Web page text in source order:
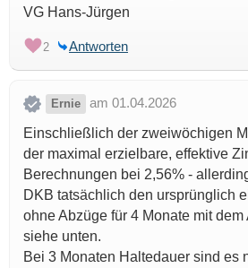
VG Hans-Jürgen
2 Antworten
Ernie
am 01.04.2026
Einschließlich der zweiwöchigen
der maximal erzielbare, effektive
Berechnungen bei 2,56% -
DKB tatsächlich den ursprünglich
ohne Abzüge für 4 Monate mit
siehe unten.
Bei 3 Monaten Haltedauer sind es